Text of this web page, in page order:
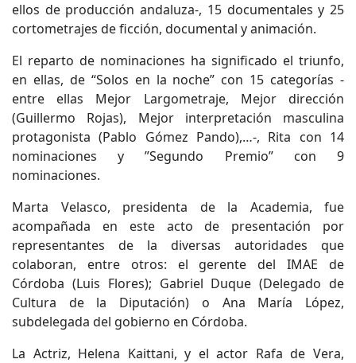
ellos de producción andaluza-, 15 documentales y 25
cortometrajes de ficción, documental y animación.
El reparto de nominaciones ha significado el triunfo,
en ellas, de “Solos en la noche” con 15 categorías -
entre ellas Mejor Largometraje, Mejor dirección
(Guillermo Rojas), Mejor interpretación masculina
protagonista (Pablo Gómez Pando),…-, Rita con 14
nominaciones y ”Segundo Premio” con 9
nominaciones.
Marta Velasco, presidenta de la Academia, fue
acompañada en este acto de presentación por
representantes de la diversas autoridades que
colaboran, entre otros: el gerente del IMAE de
Córdoba (Luis Flores); Gabriel Duque (Delegado de
Cultura de la Diputación) o Ana María López,
subdelegada del gobierno en Córdoba.
La Actriz, Helena Kaittani, y el actor Rafa de Vera,